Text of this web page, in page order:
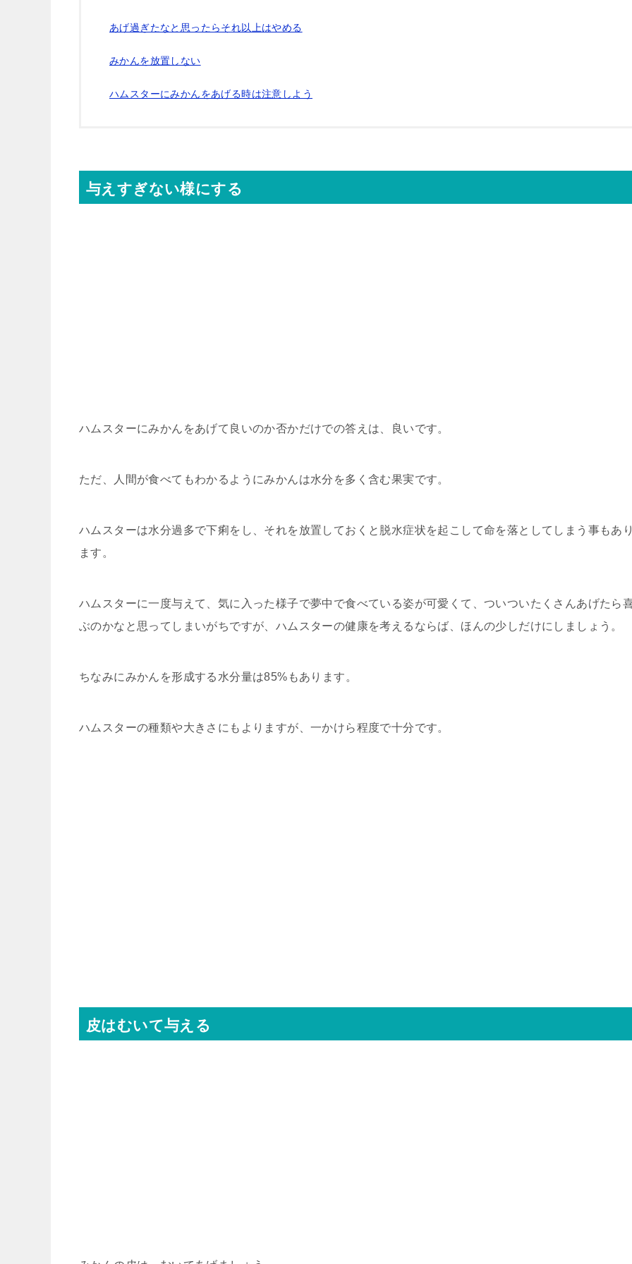
あげ過ぎたなと思ったらそれ以上はやめる
みかんを放置しない
ハムスターにみかんをあげる時は注意しよう
与えすぎない様にする
ハムスターにみかんをあげて良いのか否かだけでの答えは、良いです。
ただ、人間が食べてもわかるようにみかんは水分を多く含む果実です。
ハムスターは水分過多で下痢をし、それを放置しておくと脱水症状を起こして命を落としてしまう事もあ
ます。
ハムスターに一度与えて、気に入った様子で夢中で食べている姿が可愛くて、ついついたくさんあげたら
ぶのかなと思ってしまいがちですが、ハムスターの健康を考えるならば、ほんの少しだけにしましょう。
ちなみにみかんを形成する水分量は85%もあります。
ハムスターの種類や大きさにもよりますが、一かけら程度で十分です。
皮はむいて与える